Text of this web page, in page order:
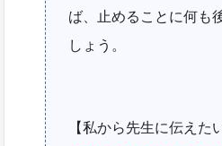
ば、止めることに何も
しょう。
【私から先生に伝えた